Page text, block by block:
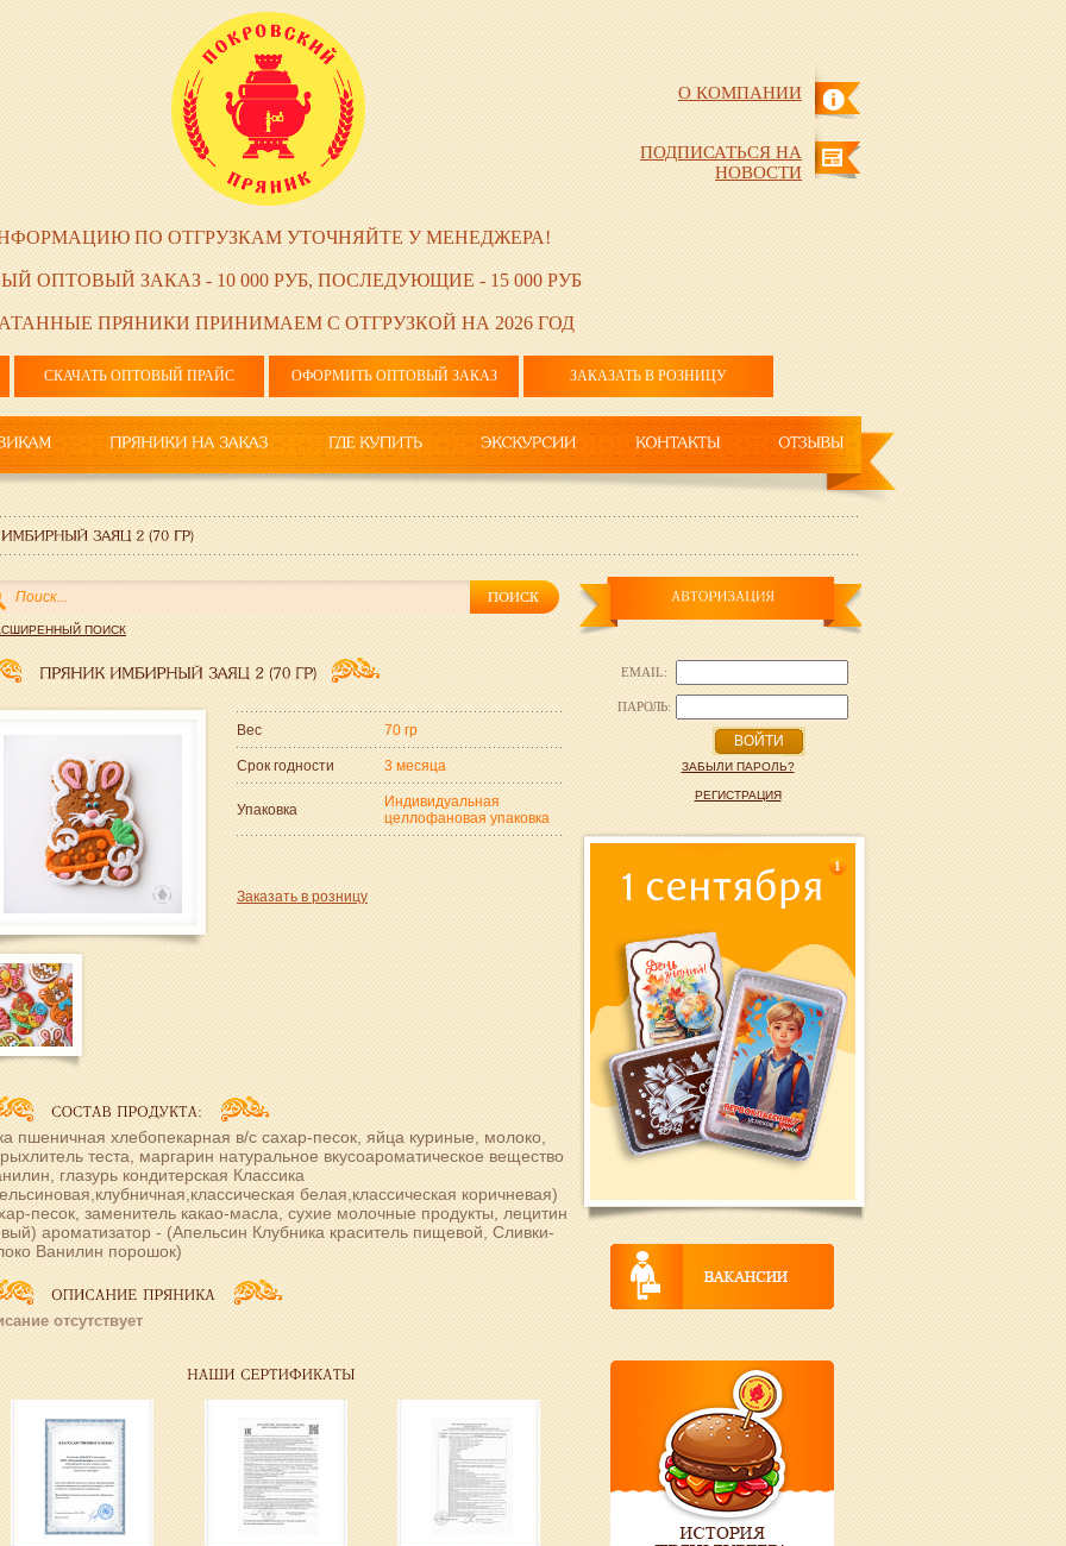
О КОМПАНИИ
ПОДПИСАТЬСЯ НА
НОВОСТИ
ПО ОТГРУЗКАМ УТОЧНЯЙТЕ У МЕНЕДЖЕРА!
ОПТОВЫЙ ЗАКАЗ - 10 000 РУБ, ПОСЛЕДУЮЩИЕ - 15 000 РУБ
ПРЯНИКИ ПРИНИМАЕМ С ОТГРУЗКОЙ НА 2026 ГОД
СКАЧАТЬ ОПТОВЫЙ ПРАЙС ОФОРМИТЬ ОПТОВЫЙ ЗАКАЗ ЗАКАЗАТЬ В РОЗНИЦУ
ПОИСК
Вес 70 гр
Срок годности 3 месяца
Упаковка
Индивидуальная
целлофановая упаковка
Заказать в розницу
пшеничная хлебопекарная в/с сахар-песок, яйца куриные, молоко,
теста, маргарин натуральное вкусоароматическое вещество
глазурь кондитерская Классика
белая,классическая коричневая)
песок, заменитель какао-масла, сухие молочные продукты, лецитин
ароматизатор - (Апельсин Клубника краситель пищевой, Сливки-
Ванилин порошок)
отсутствует
EMAIL:
ПАРОЛЬ:
ВОЙТИ
ЗАБЫЛИ ПАРОЛЬ?
РЕГИСТРАЦИЯ
1